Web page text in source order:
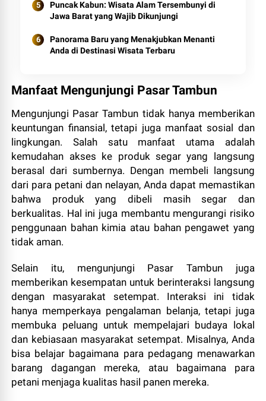
Puncak Kabun: Wisata Alam Tersembunyi di
Jawa Barat yang Wajib Dikunjungi
Panorama Baru yang Menakjubkan Menanti
Anda di Destinasi Wisata Terbaru
Manfaat Mengunjungi Pasar Tambun
Mengunjungi Pasar Tambun tidak hanya memberikan
keuntungan finansial, tetapi juga manfaat sosial dan
lingkungan. Salah satu manfaat utama adalah
kemudahan akses ke produk segar yang langsung
berasal dari sumbernya. Dengan membeli langsung
dari para petani dan nelayan, Anda dapat memastikan
bahwa produk yang dibeli masih segar dan
berkualitas. Hal ini juga membantu mengurangi risiko
penggunaan bahan kimia atau bahan pengawet yang
tidak aman.
Selain itu, mengunjungi Pasar Tambun juga
memberikan kesempatan untuk berinteraksi langsung
dengan masyarakat setempat. Interaksi ini tidak
hanya memperkaya pengalaman belanja, tetapi juga
membuka peluang untuk mempelajari budaya lokal
dan kebiasaan masyarakat setempat. Misalnya, Anda
bisa belajar bagaimana para pedagang menawarkan
barang dagangan mereka, atau bagaimana para
petani menjaga kualitas hasil panen mereka.